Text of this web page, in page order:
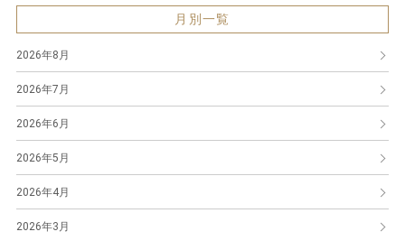
月別一覧
2026年8月
2026年7月
2026年6月
2026年5月
2026年4月
2026年3月